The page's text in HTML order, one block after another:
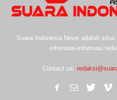
Suara Indonesia News adalah
informasi-informasi
Contact us: